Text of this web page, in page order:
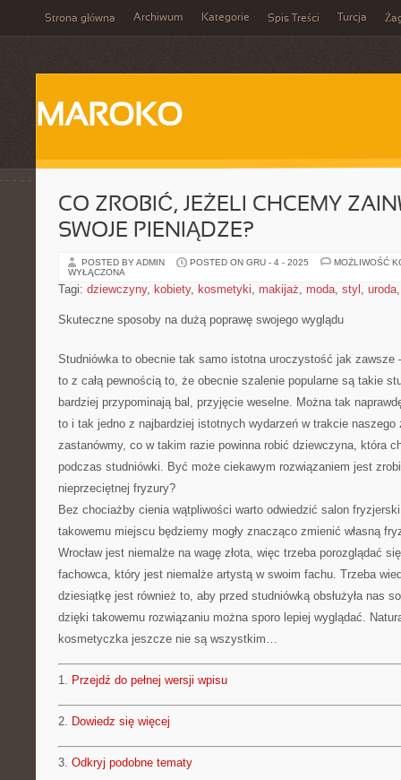
Strona główna Archiwum Kategorie Spis Treści Turcja
MAROKO
CO ZROBIĆ, JEŻELI CHCEMY
SWOJE PIENIĄDZE?
POSTED BY ADMIN POSTED ON GRU - 4 - 2025
MOŻLIWOŚĆ
WYŁĄCZONA
Tagi: dziewczyny, kobiety, kosmetyki, makijaż, moda, styl , uroda
Skuteczne sposoby na dużą poprawę swojego wyglądu
Studniówka to obecnie tak samo istotna uroczystość jak zawsze
to z całą pewnością to, że obecnie szalenie popularne są takie
bardziej przypominają bal, przyjęcie weselne. Można tak
to i tak jedno z najbardziej istotnych wydarzeń w trakcie
zastanówmy, co w takim razie powinna robić dziewczyna, która
podczas studniówki. Być może ciekawym rozwiązaniem jest
nieprzeciętnej fryzury?
Bez chociażby cienia wątpliwości warto odwiedzić salon
takowemu miejscu będziemy mogły znacząco zmienić własną
Wrocław jest niemalże na wagę złota, więc trzeba porozglądać
fachowca, który jest niemalże artystą w swoim fachu. Trzeba
dziesiątkę jest również to, aby przed studniówką obsłużyła nas
dzięki takowemu rozwiązaniu można sporo lepiej wyglądać.
kosmetyczka jeszcze nie są wszystkim…
1. Przejdź do pełnej wersji wpisu
2. Dowiedz się więcej
3. Odkryj podobne tematy